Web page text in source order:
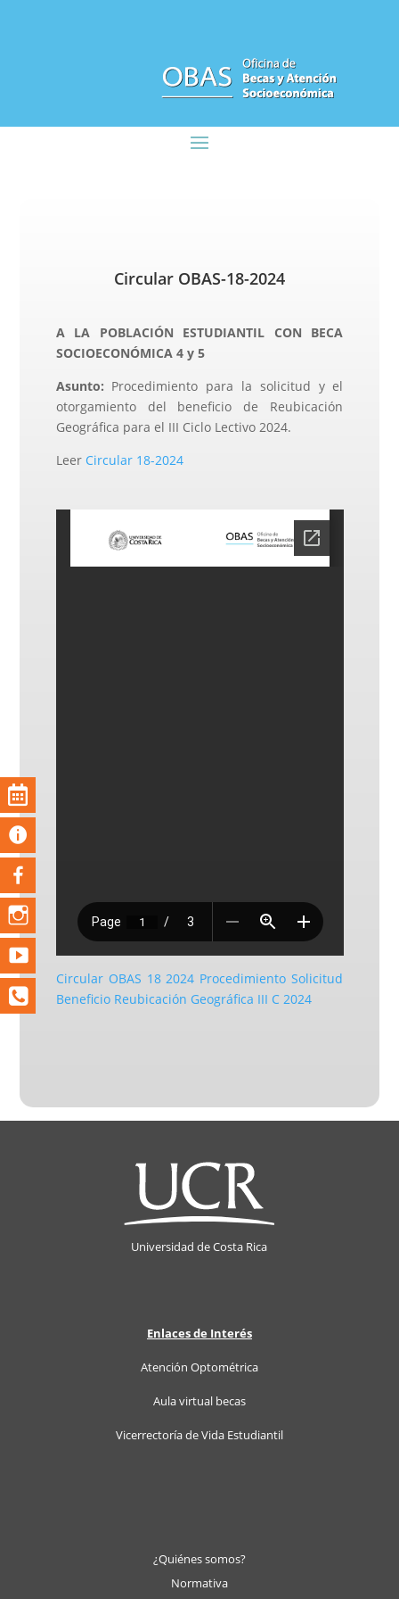
Circular OBAS-18-2024
A LA POBLACIÓN ESTUDIANTIL CON BECA
SOCIOECONÓMICA 4 y 5
Asunto: Procedimiento para la solicitud y el
otorgamiento del beneficio de Reubicación
Geográfica para el III Ciclo Lectivo 2024.
Leer Circular 18-2024
Circular OBAS 18 2024 Procedimiento Solicitud
Beneficio Reubicación Geográfica III C 2024
Universidad de Costa Rica
Enlacesde Interés
Atención Optométrica
Aula virtual becas
Vicerrectoría de Vida Estudiantil
¿Quiénes somos?
Normativa